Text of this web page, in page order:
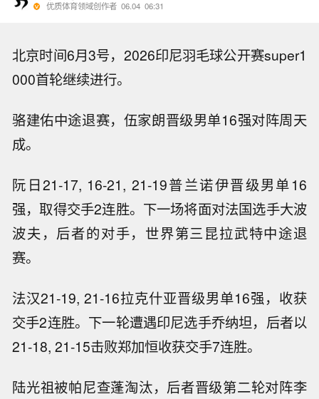
优质体育领域创作者 06.04 06:31
北京时间6月3号，2026印尼羽毛球公开赛super1
000首轮继续进行。
骆建佑中途退赛，伍家朗晋级男单16强对阵周天
成。
阮日21-17, 16-21, 21-19普兰诺伊晋级男单16
强，取得交手2连胜。下一场将面对法国选手大波
波夫，后者的对手，世界第三昆拉武特中途退
赛。
法汉21-19, 21-16拉克什亚晋级男单16强，收获
交手2连胜。下一轮遭遇印尼选手乔纳坦，后者以
21-18, 21-15击败郑加恒收获交手7连胜。
陆光祖被帕尼查蓬淘汰，后者晋级第二轮对阵李